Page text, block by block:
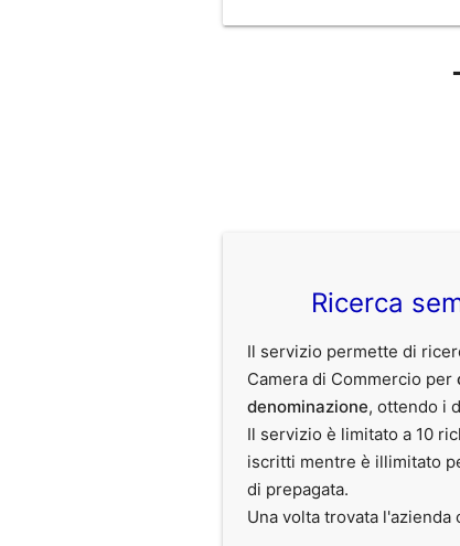
Ricerca
Il servizio permette di
Camera di Commercio per
denominazione, ottendo i
Il servizio è limitato a 10
iscritti mentre è illimitato
di prepagata.
Una volta trovata